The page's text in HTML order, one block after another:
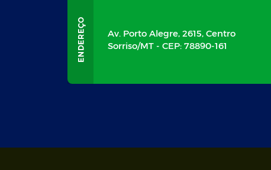
Av. Porto Alegre, 2615, Centro
Sorriso/MT - CEP: 78890-161